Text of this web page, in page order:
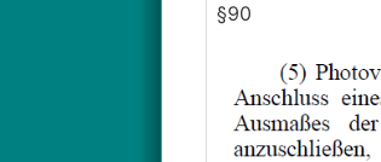
§90